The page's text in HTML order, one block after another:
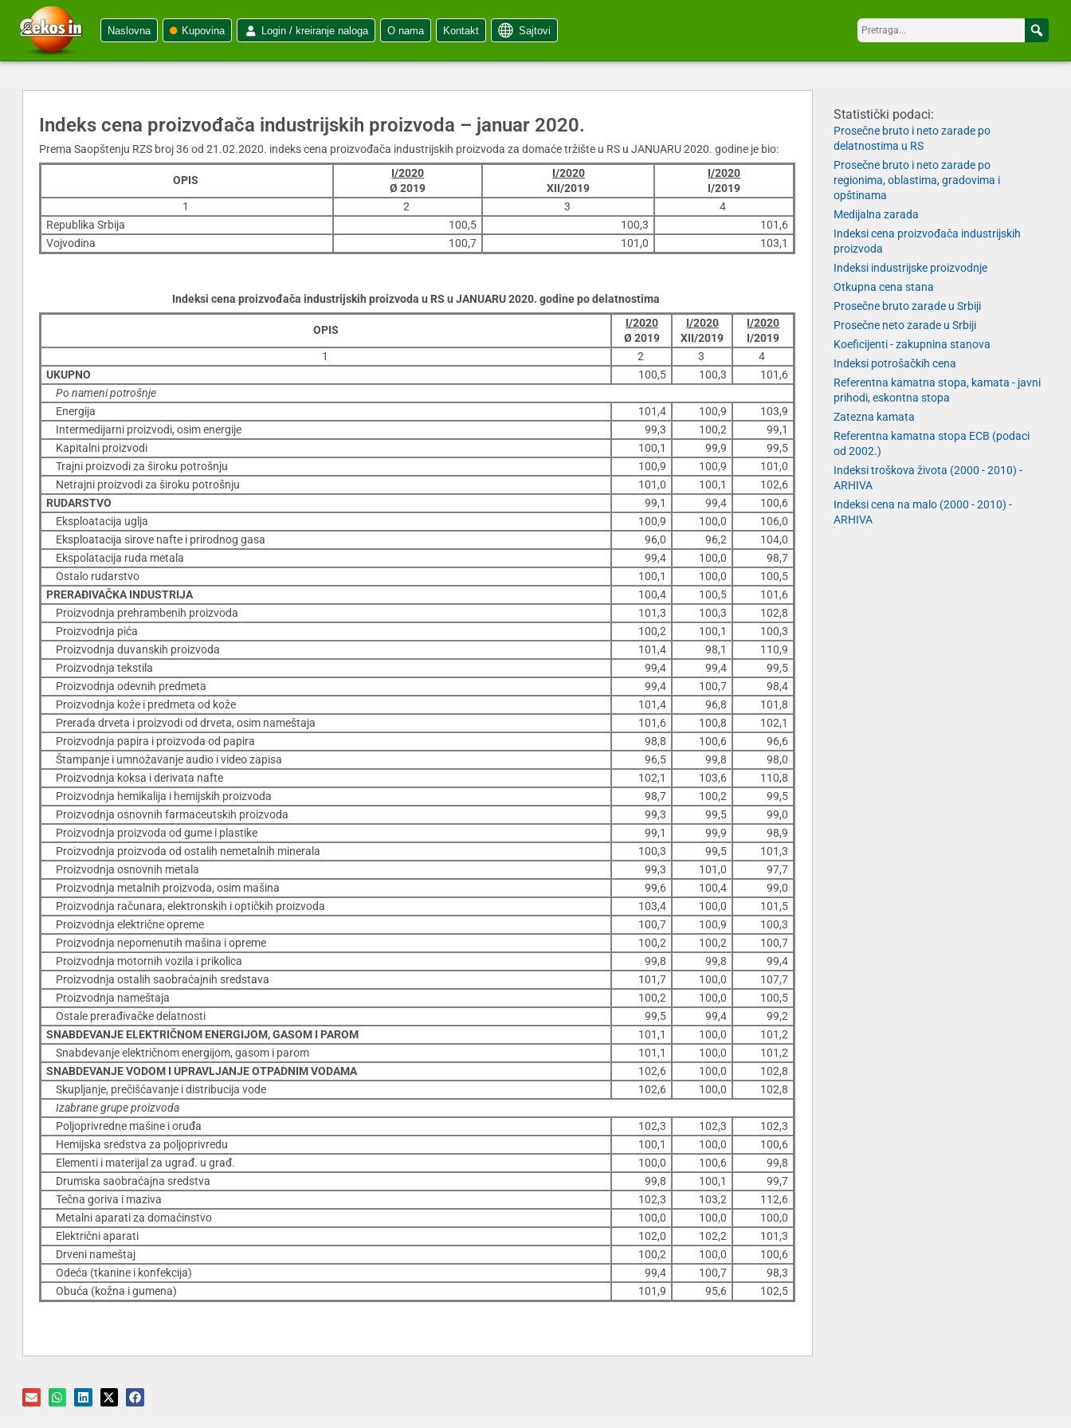
Naslovna Kupovina Login / kreiranje naloga O nama Kontakt Sajtovi
Indeks cena proizvođača industrijskih proizvoda – januar 2020.
Prema Saopštenju RZS broj 36 od 21.02.2020. indeks cena proizvođača industrijskih proizvoda za domaće tržište u RS u JANUARU 2020. godine je bio:
OPIS
I/2020
Ø 2019
I/2020
XII/2019
I/2020
I/2019
1
2 3
4
Republika Srbija
100,5 100,3
101,6
Vojvodina
100,7 101,0 103,1
Indeksi cena proizvođača industrijskih proizvoda u RS u JANUARU 2020. godine po delatnostima
OPIS
I/2020
Ø 2019
I/2020
XII/2019
I/2020
I/2019
1
2 3
4
UKUPNO
100,5 100,3
101,6
Po nameni potrošnje
Energija
101,4 100,9
103,9
Intermedijarni proizvodi, osim energije
99,3 100,2
99,1
Kapitalni proizvodi
100,1 99,9
99,5
Trajni proizvodi za široku potrošnju
100,9 100,9
101,0
Netrajni proizvodi za široku potrošnju
101,0 100,1
102,6
RUDARSTVO
99,1 99,4
100,6
Eksploatacija uglja
100,9 100,0
106,0
Eksploatacija sirove nafte i prirodnog gasa
96,0 96,2
104,0
Ekspolatacija ruda metala
99,4 100,0
98,7
Ostalo rudarstvo
100,1 100,0
100,5
PRERAÐIVAČKA INDUSTRIJA
100,4 100,5
101,6
Proizvodnja prehrambenih proizvoda
101,3 100,3
102,8
Proizvodnja pića
100,2 100,1
100,3
Proizvodnja duvanskih proizvoda
101,4 98,1
110,9
Proizvodnja tekstila
99,4 99,4
99,5
Proizvodnja odevnih predmeta
99,4 100,7
98,4
Proizvodnja kože i predmeta od kože
101,4 96,8
101,8
Prerada drveta i proizvodi od drveta, osim nameštaja
101,6 100,8
102,1
Proizvodnja papira i proizvoda od papira
98,8 100,6
96,6
Štampanje i umnožavanje audio i video zapisa
96,5 99,8
98,0
Proizvodnja koksa i derivata nafte
102,1 103,6
110,8
Proizvodnja hemikalija i hemijskih proizvoda
98,7 100,2
99,5
Proizvodnja osnovnih farmaceutskih proizvoda
99,3 99,5
99,0
Proizvodnja proizvoda od gume i plastike
99,1 99,9
98,9
Proizvodnja proizvoda od ostalih nemetalnih minerala
100,3 99,5
101,3
Proizvodnja osnovnih metala
99,3 101,0
97,7
Proizvodnja metalnih proizvoda, osim mašina
99,6 100,4
99,0
Proizvodnja računara, elektronskih i optičkih proizvoda
103,4 100,0
101,5
Proizvodnja električne opreme
100,7 100,9
100,3
Proizvodnja nepomenutih mašina i opreme
100,2 100,2
100,7
Proizvodnja motornih vozila i prikolica
99,8 99,8
99,4
Proizvodnja ostalih saobraćajnih sredstava
101,7 100,0
107,7
Proizvodnja nameštaja
100,2 100,0
100,5
Ostale prerađivačke delatnosti
99,5 99,4
99,2
SNABDEVANJE ELEKTRIČNOM ENERGIJOM, GASOM I PAROM
101,1 100,0
101,2
Snabdevanje električnom energijom, gasom i parom
101,1 100,0
101,2
SNABDEVANJE VODOM I UPRAVLJANJE OTPADNIM VODAMA
102,6 100,0
102,8
Skupljanje, prečišćavanje i distribucija vode
102,6 100,0
102,8
Izabrane grupe proizvoda
Poljoprivredne mašine i oruđa
102,3 102,3
102,3
Hemijska sredstva za poljoprivredu
100,1 100,0
100,6
Elementi i materijal za ugrađ. u građ.
100,0 100,6
99,8
Drumska saobraćajna sredstva
99,8 100,1
99,7
Tečna goriva i maziva
102,3 103,2
112,6
Metalni aparati za domaćinstvo
100,0 100,0
100,0
Električni aparati
102,0 102,2
101,3
Drveni nameštaj
100,2 100,0
100,6
Odeća (tkanine i konfekcija)
99,4 100,7
98,3
Obuća (kožna i gumena)
101,9 95,6 102,5
Statistički podaci:
Prosečne bruto i neto zarade po
delatnostima u RS
Prosečne bruto i neto zarade po
regionima, oblastima, gradovima i
opštinama
Medijalna zarada
Indeksi cena proizvođača industrijskih
proizvoda
Indeksi industrijske proizvodnje
Otkupna cena stana
Prosečne bruto zarade u Srbiji
Prosečne neto zarade u Srbiji
Koeficijenti - zakupnina stanova
Indeksi potrošačkih cena
Referentna kamatna stopa, kamata - javni
prihodi, eskontna stopa
Zatezna kamata
Referentna kamatna stopa ECB (podaci
od 2002.)
Indeksi troškova života (2000 - 2010) -
ARHIVA
Indeksi cena na malo (2000 - 2010) -
ARHIVA